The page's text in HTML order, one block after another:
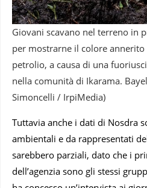
Giovani scavano nel terreno in
per mostrarne il colore
petrolio, a causa di una
nella comunità di Ikarama.
Simoncelli / IrpiMedia)
Tuttavia anche i dati di Nosdra
ambientali e da rappresentati
sarebbero parziali, dato che i
dell’agenzia sono gli stessi